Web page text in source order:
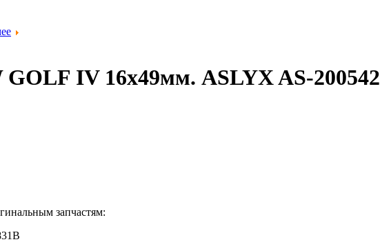
IV 16x49мм. ASLYX AS-200542
запчастям: